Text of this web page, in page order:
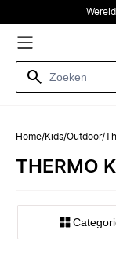
Home/Kids/Outdoor/
THERMO